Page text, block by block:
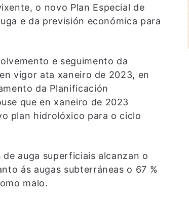
o novo Plan Especial de
e da previsión económica para
e seguimento da
vigor ata xaneiro de 2023, en
da Planificación
que en xaneiro de 2023
plan hidrolóxico para o ciclo
auga superficiais alcanzan o
ás augas subterráneas o 67 %
malo.